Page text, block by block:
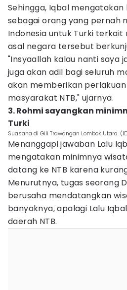
Sehingga, Iqbal
sebagai orang yang pernah
Indonesia untuk Turki
asal negara tersebut
"Insyaallah kalau nanti saya
juga akan adil bagi seluruh
akan memberikan
masyarakat NTB," ujarnya.
3. Rohmi sayangkan
Turki
Suasana di Gili Trawangan Lombok Utara.
Menanggapi jawaban Lalu
mengatakan minimnya
datang ke NTB karena
Menurutnya, tugas seorang
berusaha mendatangkan
banyaknya, apalagi Lalu
daerah NTB.